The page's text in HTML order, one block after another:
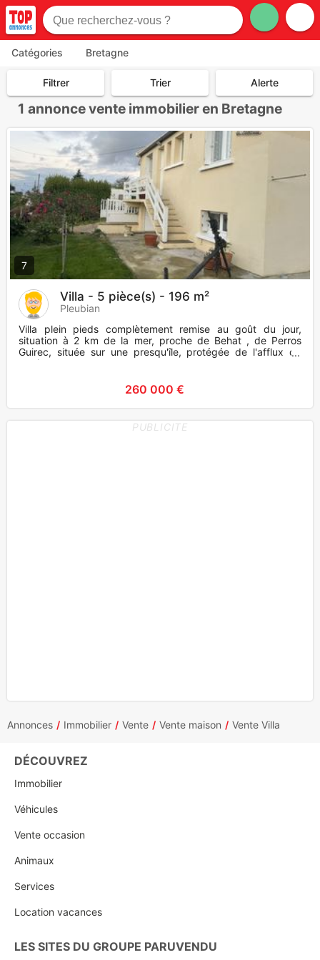
Catégories Bretagne
Filtrer Trier Alerte
1 annonce vente immobilier en Bretagne
7
Villa - 5 pièce(s) - 196 m²
Pleubian
Villa plein pieds complètement remise au goût du jour,
situation à 2 km de la mer, proche de Behat , de Perros
Guirec, située sur une presqu'île, protégée de l'afflux de
touristes
260 000 €
PUBLICITE
Annonces Immobilier Vente Vente maison Vente Villa
DÉCOUVREZ
Immobilier
Véhicules
Vente occasion
Animaux
Services
Location vacances
LES SITES DU GROUPE PARUVENDU